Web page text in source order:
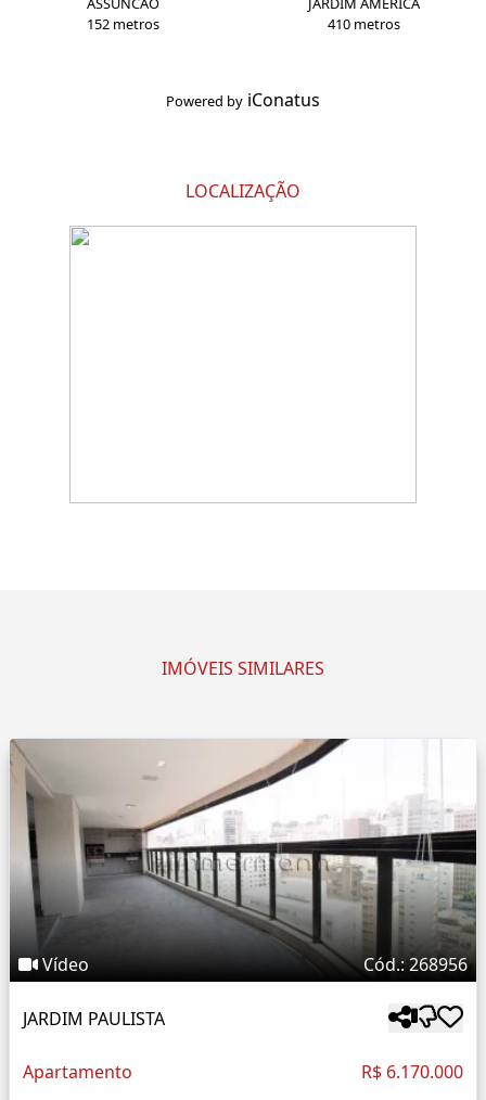
152 metros
410 metros
Powered by iConatus
LOCALIZAÇÃO
IMÓVEIS SIMILARES
Vídeo Cód.: 268956
JARDIM PAULISTA
Apartamento R$ 6.170.000